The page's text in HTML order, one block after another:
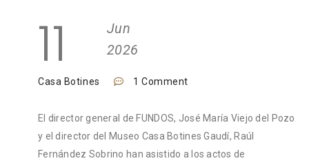
11
Jun
2026
Casa Botines 1 Comment
El director general de FUNDOS, José María Viejo del Pozo
y el director del Museo Casa Botines Gaudí, Raúl
Fernández Sobrino han asistido a los actos de